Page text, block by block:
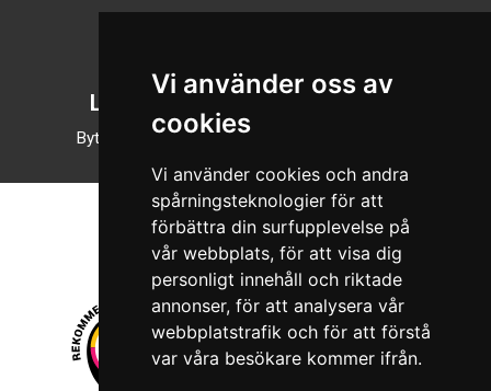
Vi använder oss av
cookies
Vi använder cookies och andra
spårningsteknologier för att
förbättra din surfupplevelse på
vår webbplats, för att visa dig
personligt innehåll och riktade
annonser, för att analysera vår
webbplatstrafik och för att förstå
var våra besökare kommer ifrån.
Läsläge
Byt till nattläge